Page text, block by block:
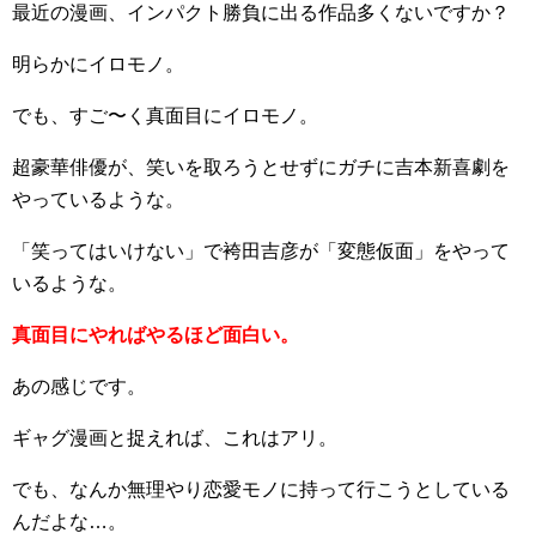
最近の漫画、インパクト勝負に出る作品多くないですか？
明らかにイロモノ。
でも、すご〜く真面目にイロモノ。
超豪華俳優が、笑いを取ろうとせずにガチに吉本新喜劇を
やっているような。
「笑ってはいけない」で袴田吉彦が「変態仮面」をやって
いるような。
真面目にやればやるほど面白い。
あの感じです。
ギャグ漫画と捉えれば、これはアリ。
でも、なんか無理やり恋愛モノに持って行こうとしている
んだよな…。